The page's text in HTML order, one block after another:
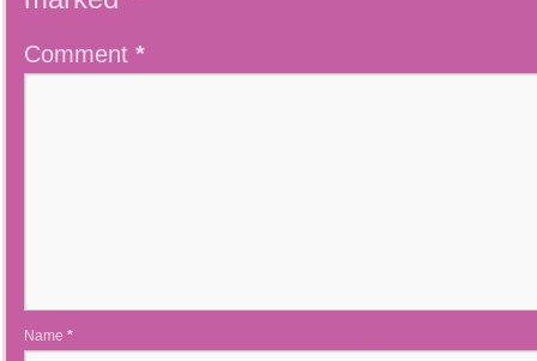
Comment *
Name *